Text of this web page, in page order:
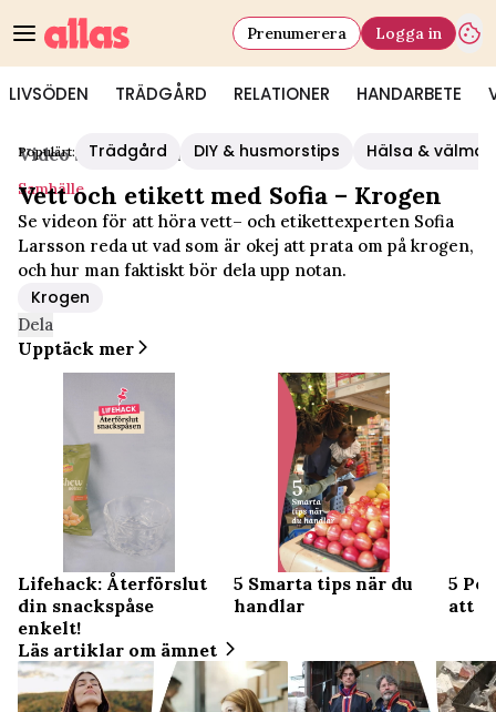
LIVSÖDEN TRÄDGÅRD RELATIONER HANDARBETE
Prenumerera Logga in
Populärt: Trädgård DIY & husmorstips Hälsa &
Video Start/Samhälle
Samhälle
Vett och etikett med Sofia – Krogen
Se videon för att höra vett– och etikettexperten Sofia
Larsson reda ut vad som är okej att prata om på krogen,
och hur man faktiskt bör dela upp notan.
Krogen
Dela
Upptäck mer
Lifehack: Återförslut
din snackspåse
enkelt!
5 Smarta tips när du
handlar
5
att
Läs artiklar om ämnet